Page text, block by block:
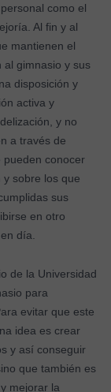
como el
Al fin y al
mantienen el
al gimnasio y sus
disposición y
activa y
y no
a través de
pueden conocer
sobre los que
sus
en otro
día.
de la Universidad
para
evitar que este
idea es crear
y así conseguir
que también es
mejorar la